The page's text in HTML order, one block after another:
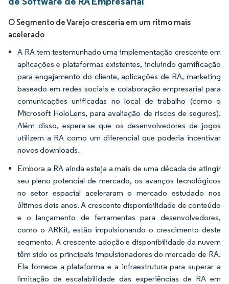
O Segmento de Varejo cresceria em um ritmo mais
acelerado
A RA tem testemunhado uma implementação crescente em
aplicações e plataformas existentes, incluindo gamificação
para engajamento do cliente, aplicações de RA, marketing
baseado em redes sociais e colaboração empresarial para
comunicações unificadas no local de trabalho (como o
Microsoft HoloLens, para avaliação de riscos de seguros).
Além disso, espera-se que os desenvolvedores de jogos
utilizem a RA como um diferencial que poderia incentivar
novos downloads.
Embora a RA ainda esteja a mais de uma década de atingir
seu pleno potencial de mercado, os avanços tecnológicos
no setor espacial aceleraram o mercado estudado nos
últimos dois anos. A crescente disponibilidade de conteúdo
e o lançamento de ferramentas para desenvolvedores,
como o ARKit, estão impulsionando o crescimento deste
segmento. A crescente adoção e disponibilidade da nuvem
têm sido os principais impulsionadores do mercado de RA.
Ela fornece a plataforma e a infraestrutura para superar a
limitação de escalabilidade das experiências de RA em